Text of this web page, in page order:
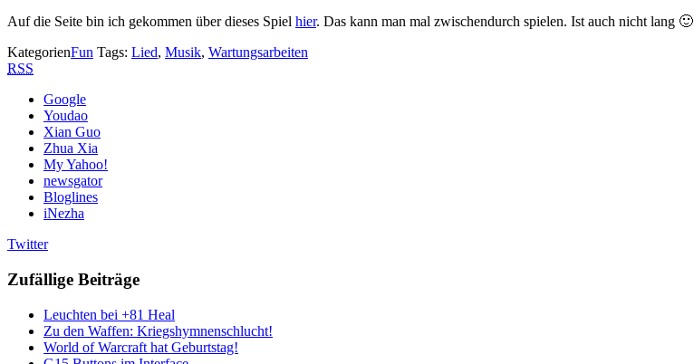
Auf die Seite bin ich gekommen über dieses Spiel hier. Das kann man mal zwischendurch spielen. Ist auch nicht lang 🙂
KategorienFun Tags: Lied, Musik, Wartungsarbeiten
RSS
Google
Youdao
Xian Guo
Zhua Xia
My Yahoo!
newsgator
Bloglines
iNezha
Twitter
Zufällige Beiträge
Leuchten bei +81 Heal
Zu den Waffen: Kriegshymnenschlucht!
World of Warcraft hat Geburtstag!